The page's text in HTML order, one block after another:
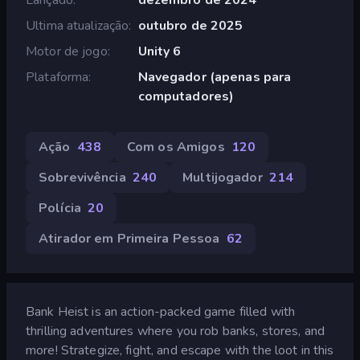
Ultima atualização
outubro de 2025
Motor de jogo
Unity 6
Plataforma
Navegador (apenas para
computadores)
Ação 438 Com os Amigos 120
Sobrevivência 240 Multijogador 214
Polícia 20
Atirador em Primeira Pessoa 62
Bank Heist is an action-packed game filled with
thrilling adventures where you rob banks, stores, and
more! Strategize, fight, and escape with the loot in this